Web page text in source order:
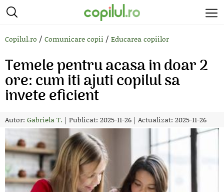
Copilul.ro / Comunicare copii / Educarea copiilor
Temele pentru acasa in doar 2
ore: cum iti ajuti copilul sa
invete eficient
Autor: Gabriela T. | Publicat: 2025-11-26 | Actualizat: 2025-11-26